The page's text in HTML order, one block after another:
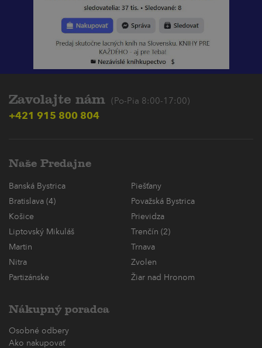
Zavolajte nám (Po-Pia 8:00-17:00)
+421 915 800 804
Naše Predajne
Banská Bystrica
Piešťany
Bratislava (4)
Považská Bystrica
Košice
Prievidza
Liptovský Mikuláš
Trenčín (2)
Martin
Trnava
Nitra
Zvolen
Partizánske
Žiar nad Hronom
Nákupný poradca
Osobné odbery
Ako nakupovať